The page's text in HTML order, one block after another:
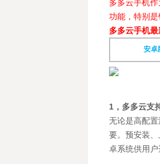
多多云手机
功能，特别
多多云手机
安卓
1，多多云支
无论是高配
要。预安装
卓系统供用户